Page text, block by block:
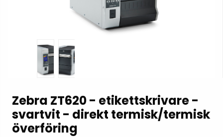
Zebra ZT620 - etikettskrivare -
svartvit - direkt termisk/termisk
överföring